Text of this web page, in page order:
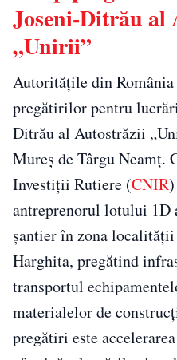
Joseni-Ditrău al
„Unirii”
Autoritățile din România
pregătirilor pentru
Ditrău al Autostrăzii
Mureș de Târgu Neamț.
Investiții Rutiere (CNIR
antreprenorul lotului 1D
șantier în zona
Harghita, pregătind
transportul
materialelor de
pregătiri este